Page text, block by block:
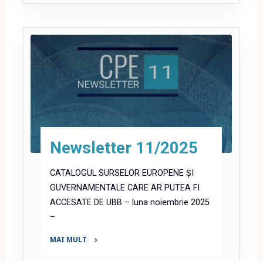
12/2025"
Newsletter 11/2025
CATALOGUL SURSELOR EUROPENE ȘI
GUVERNAMENTALE CARE AR PUTEA FI
ACCESATE DE UBB – luna noiembrie 2025
–
MAI MULT